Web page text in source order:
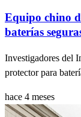
Equipo chino
baterías
Investigadores del
protector para
hace 4 meses